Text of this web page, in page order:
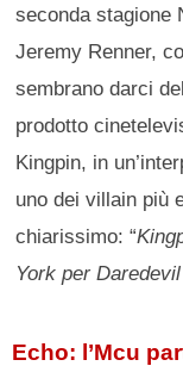
seconda stagione
Jeremy Renner,
sembrano darci
prodotto
Kingpin, in
uno dei villain più
chiarissimo: “
York per
Echo: l’Mcu